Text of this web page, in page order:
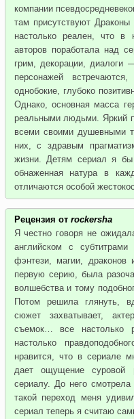
компании
там присутствуют
настолько реален, что в
авторов поработала над
грим, декорации,
персонажей
однобокие, глубоко
Однако, основная масса
реальными людьми. Яркий
всеми своими душевными
них, с здравым
жизни. Детям сериал я бы
обнаженная натура в
отличаются особой
Рецензия от rockersha
Я честно говоря не
английском с
фэнтези, магии, драконов
первую серию, была
волшебства и тому
Потом решила глянуть,
сюжет захватывает,
съемок… все настолько
настолько
нравится, что в сериале
дает ощущение суровой
сериалу. До него
такой переход меня
сериал теперь я считаю